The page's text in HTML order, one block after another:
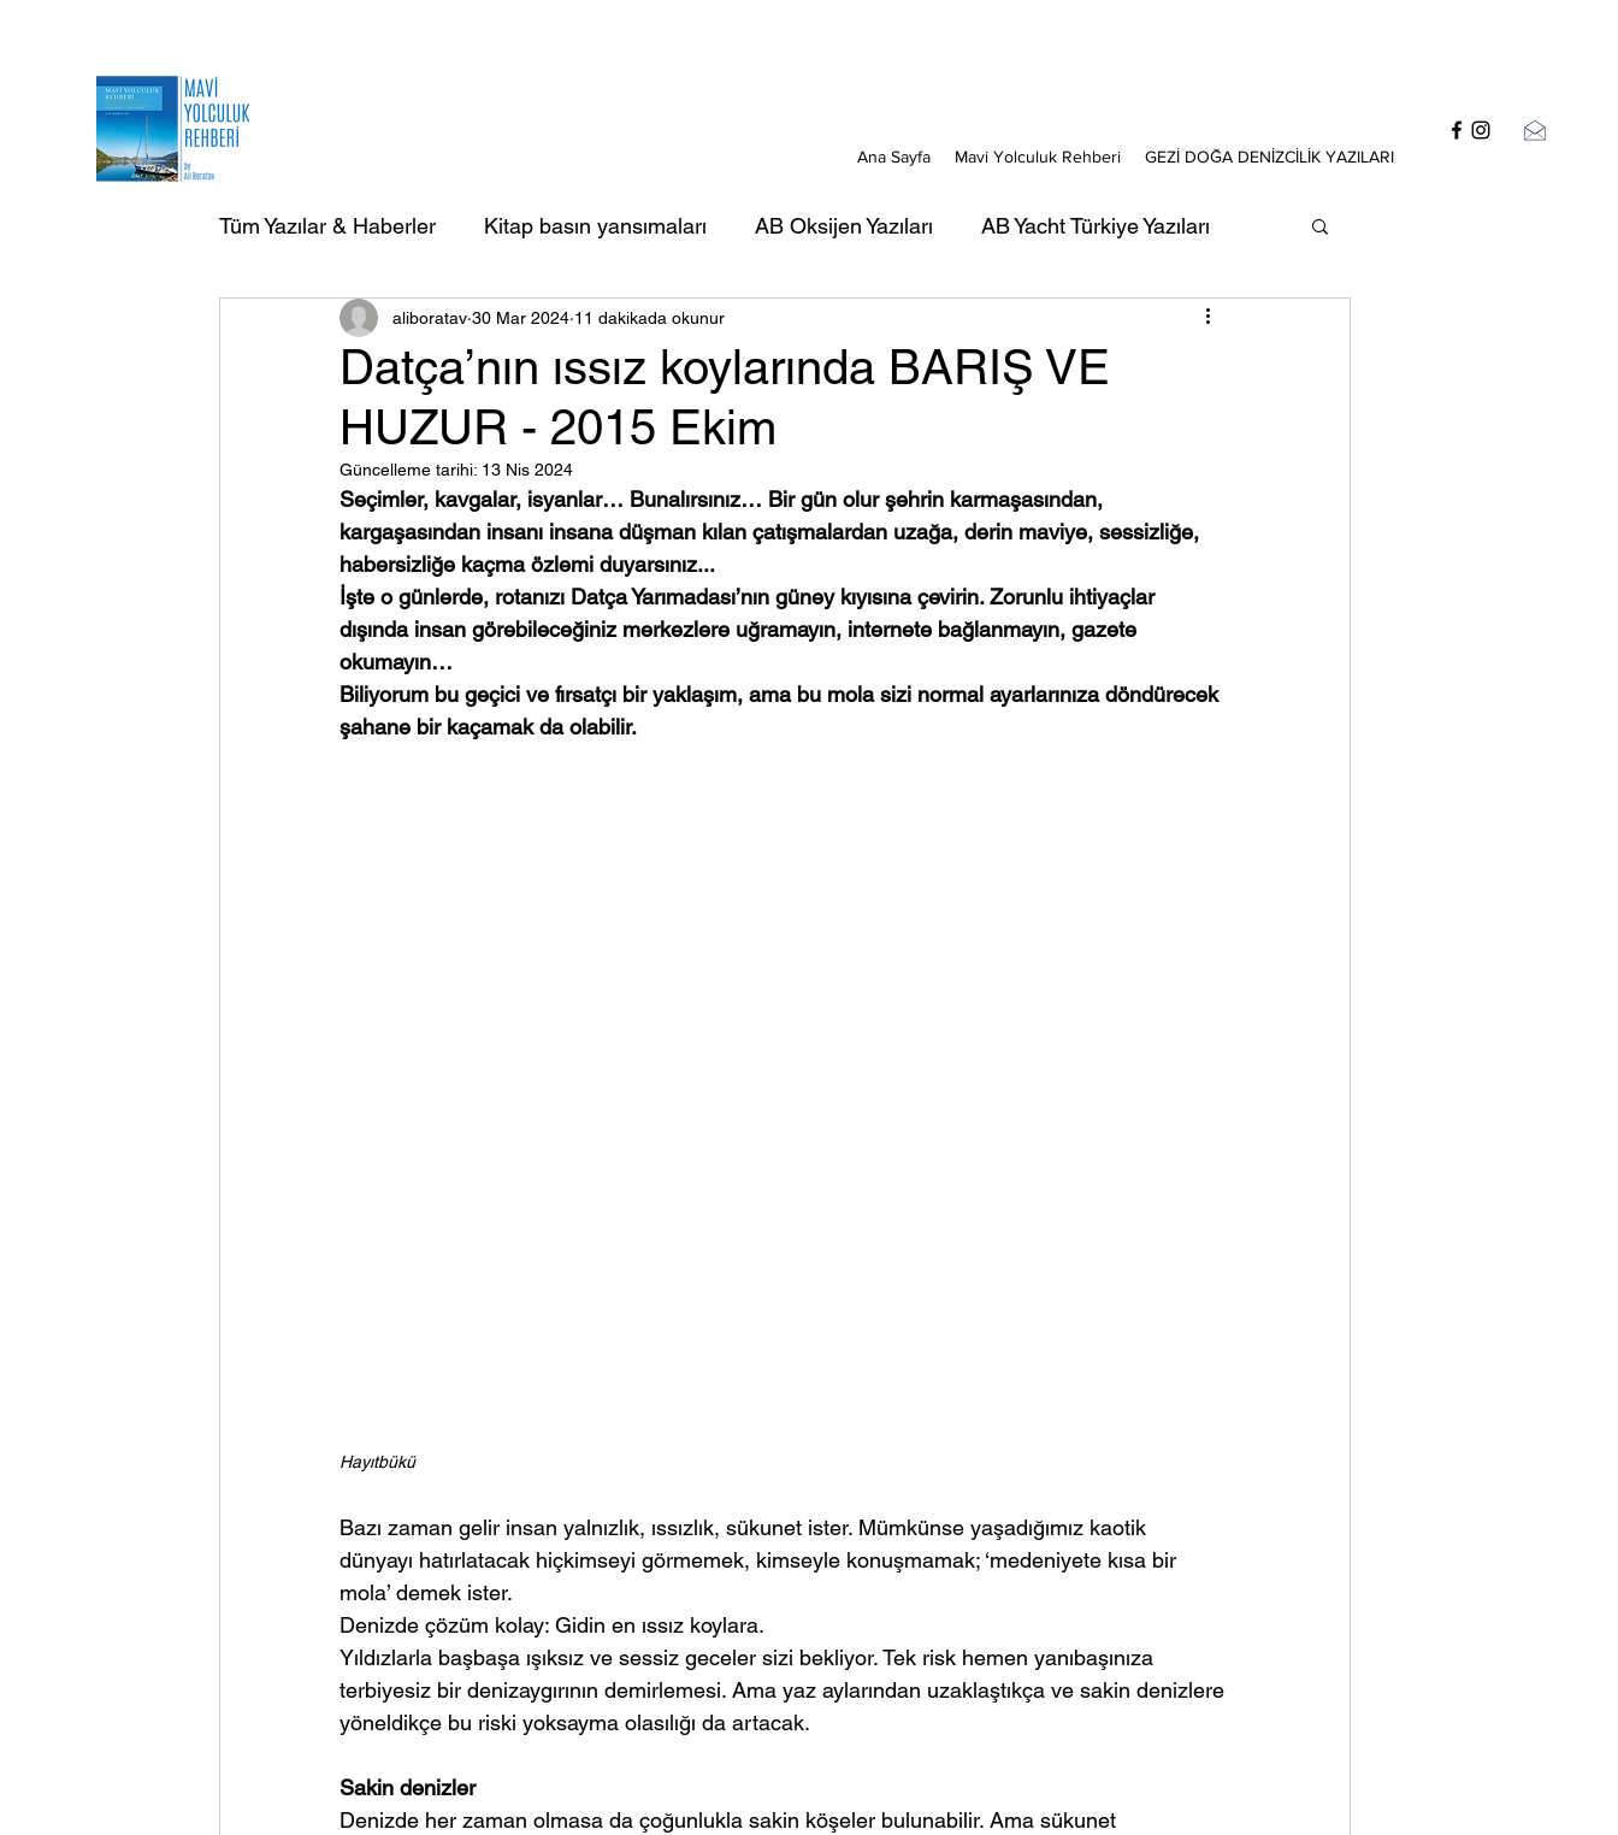
Ana Sayfa Mavi Yolculuk Rehberi GEZİ DOĞA DENİZCİLİK YAZILARI
Tüm Yazılar & Haberler Kitap basın yansımaları AB Oksijen Yazıları AB Yacht Türkiye Yazıları
AB Doğa Çevre Deniz Yazıları AB Mavi Kart yazıları
AB Yurtdışı Gezi-Seyir Yazıları AB Portreler - Mavi Yolcular
Datça’nın ıssız koylarında BARIŞ VE
HUZUR - 2015 Ekim
aliboratav 30 Mar 2024 11 dakikada okunur
Güncelleme tarihi: 13 Nis 2024
Seçimler, kavgalar, isyanlar… Bunalırsınız… Bir gün olur şehrin karmaşasından,
kargaşasından insanı insana düşman kılan çatışmalardan uzağa, derin maviye, sessizliğe,
habersizliğe kaçma özlemi duyarsınız...
İşte o günlerde, rotanızı Datça Yarımadası’nın güney kıyısına çevirin. Zorunlu ihtiyaçlar
dışında insan görebileceğiniz merkezlere uğramayın, internete bağlanmayın, gazete
okumayın…
Biliyorum bu geçici ve fırsatçı bir yaklaşım, ama bu mola sizi normal ayarlarınıza döndürecek
şahane bir kaçamak da olabilir.
Hayıtbükü
Bazı zaman gelir insan yalnızlık, ıssızlık, sükunet ister. Mümkünse yaşadığımız kaotik
dünyayı hatırlatacak hiçkimseyi görmemek, kimseyle konuşmamak; ‘medeniyete kısa bir
mola’ demek ister.
Denizde çözüm kolay: Gidin en ıssız koylara.
Yıldızlarla başbaşa ışıksız ve sessiz geceler sizi bekliyor. Tek risk hemen yanıbaşınıza
terbiyesiz bir denizaygırının demirlemesi. Ama yaz aylarından uzaklaştıkça ve sakin denizlere
yöneldikçe bu riski yoksayma olasılığı da artacak.
Sakin denizler
Denizde her zaman olmasa da çoğunlukla sakin köşeler bulunabilir. Ama sükunet